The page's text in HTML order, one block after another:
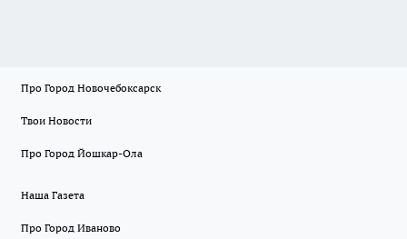
Про Город Новочебоксарск
Твои Новости
Про Город Йошкар-Ола
Наша Газета
Про Город Иваново